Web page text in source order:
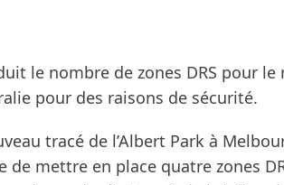
le nombre de zones DRS pour
pour des raisons de sécurité.
tracé de l’Albert Park à
de mettre en place quatre zones